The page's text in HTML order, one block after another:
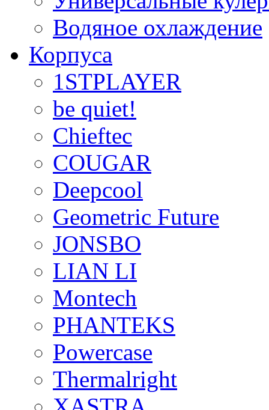
Водяное охлаждение
Корпуса
1STPLAYER
be quiet!
Chieftec
COUGAR
Deepcool
Geometric Future
JONSBO
LIAN LI
Montech
PHANTEKS
Powercase
Thermalright